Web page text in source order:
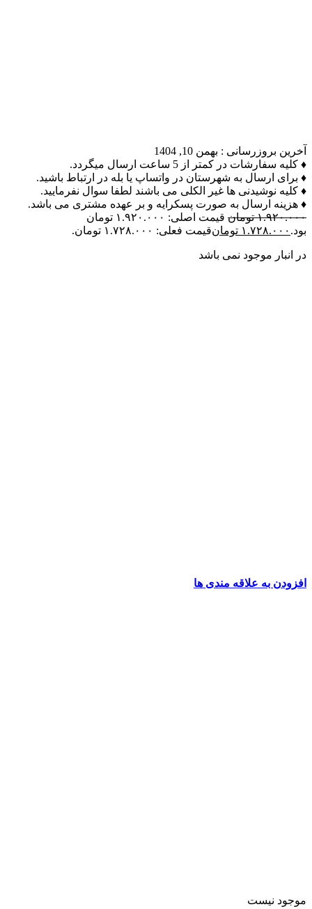
آخرین بروزرسانی : بهمن 10, 1404
♦ کلیه سفارشات در کمتر از 5 ساعت ارسال میگردد.
♦ برای ارسال به شهرستان در واتساپ یا بله در ارتباط باشید.
♦ کلیه نوشیدنی ها غیر الکلی می باشند لطفا سوال نفرمایید.
♦ هزینه ارسال به صورت پسکرایه و بر عهده مشتری می باشد.
۱.۹۲۰.۰۰۰ تومان
قیمت اصلی: ۱.۹۲۰.۰۰۰ تومان
بود. ۱.۷۲۸.۰۰۰ تومانقیمت فعلی: ۱.۷۲۸.۰۰۰ تومان.
در انبار موجود نمی باشد
افزودن به علاقه مندی ها
موجود نیست